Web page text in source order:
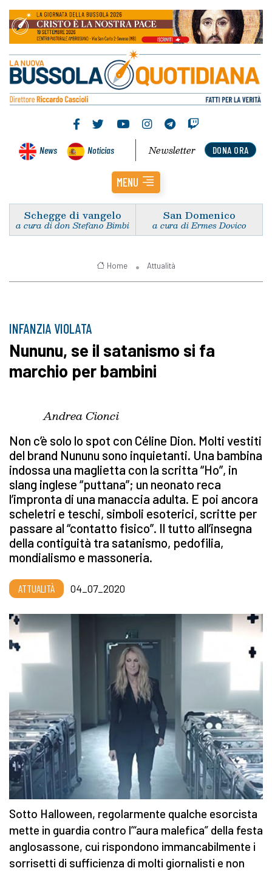
News Noticias DONA ORA
Newsletter
MENU
Schegge di vangelo
a cura di don Stefano Bimbi
San Domenico
a cura di Ermes Dovico
Home Attualità
INFANZIA VIOLATA
Nununu, se il satanismo si fa
marchio per bambini
Andrea Cionci
Non c’è solo lo spot con Céline Dion. Molti vestiti
del brand Nununu sono inquietanti. Una bambina
indossa una maglietta con la scritta “Ho”, in
slang inglese “puttana”; un neonato reca
l’impronta di una manaccia adulta. E poi ancora
scheletri e teschi, simboli esoterici, scritte per
passare al “contatto fisico”. Il tutto all’insegna
della contiguità tra satanismo, pedofilia,
mondialismo e massoneria.
ATTUALITÀ 04_07_2020
Sotto Halloween, regolarmente qualche esorcista
mette in guardia contro l’“aura malefica” della festa
anglosassone, cui rispondono immancabilmente i
sorrisetti di sufficienza di molti giornalisti e non